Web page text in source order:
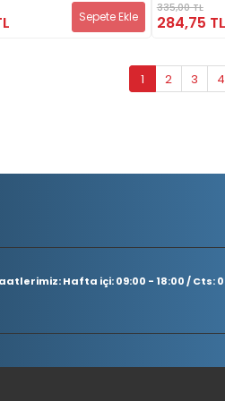
Sepete Ekle
335,00 TL
284,75 TL
1 2 3 4
Hafta içi: 09:00 - 18:00 / Cts: